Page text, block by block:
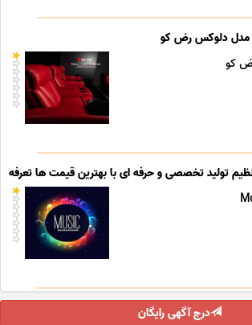
مدل دلوکس رض کو
کو
تولید تخصصی و حرفه ای با بهترین قیمت ها تعرفه
درج آگهی رایگان